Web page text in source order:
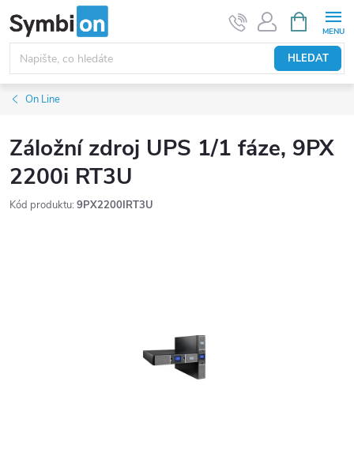
na
obsah
HLEDAT
NÁKUPNÍ
KOŠÍK
On Line
Záložní zdroj UPS 1/1 fáze, 9PX
2200i RT3U
Kód produktu: 9PX2200IRT3U